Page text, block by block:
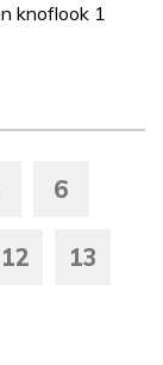
knoflook 1
6
12 13